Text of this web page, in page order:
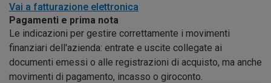
Vai a fatturazione elettronica
Pagamenti e prima nota
Le indicazioni per gestire correttamente i movimenti
finanziari dell'azienda: entrate e uscite collegate ai
documenti emessi o alle registrazioni di acquisto, ma anche
movimenti di pagamento, incasso o giroconto.